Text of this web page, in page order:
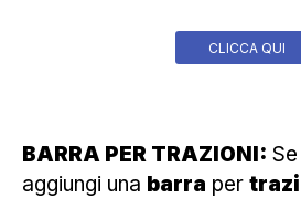
CLICCA QUI
BARRA PER TRAZIONI:
aggiungi una barra per